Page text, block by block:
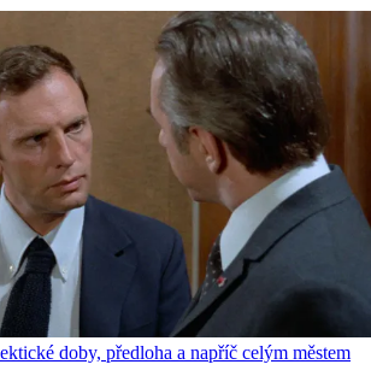
doby, předloha a napříč celým městem